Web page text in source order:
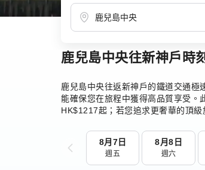
首頁 日本 日本鐵路 新幹線
鹿兒島中央往新神戶時
鹿兒島中央往返新神戶的鐵道交通
能確保您在旅程中獲得高品質享受。
HK$1217起；若您追求更奢華的頂
8月7日
週五
8月8日
週六